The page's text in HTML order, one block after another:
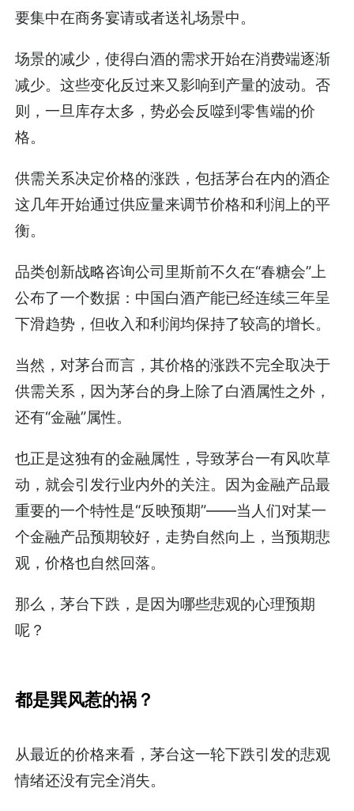
要集中在商务宴请或者送礼场景中。
场景的减少，使得白酒的需求开始在消费端逐渐
减少。这些变化反过来又影响到产量的波动。否
则，一旦库存太多，势必会反噬到零售端的价
格。
供需关系决定价格的涨跌，包括茅台在内的酒企
这几年开始通过供应量来调节价格和利润上的平
衡。
品类创新战略咨询公司里斯前不久在“春糖会”上
公布了一个数据：中国白酒产能已经连续三年呈
下滑趋势，但收入和利润均保持了较高的增长。
当然，对茅台而言，其价格的涨跌不完全取决于
供需关系，因为茅台的身上除了白酒属性之外，
还有“金融”属性。
也正是这独有的金融属性，导致茅台一有风吹草
动，就会引发行业内外的关注。因为金融产品最
重要的一个特性是“反映预期”——当人们对某一
个金融产品预期较好，走势自然向上，当预期悲
观，价格也自然回落。
那么，茅台下跌，是因为哪些悲观的心理预期
呢？
都是巽风惹的祸？
从最近的价格来看，茅台这一轮下跌引发的悲观
情绪还没有完全消失。